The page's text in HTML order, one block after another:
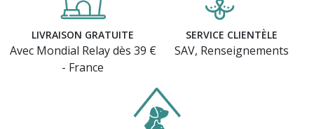
LIVRAISON GRATUITE
Avec Mondial Relay dès 39 €
- France
SERVICE CLIENTÈLE
SAV, Renseignements